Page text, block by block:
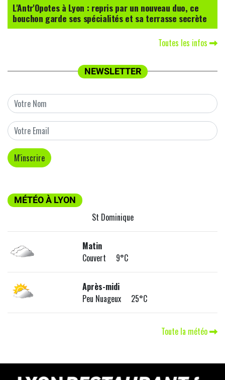
L'Antr'Opotes à Lyon : repris par un nouveau duo, ce
bouchon garde ses spécialités et sa terrasse secrète
Toutes les infos
NEWSLETTER
MÉTÉO À LYON
St Dominique
Matin
Couvert 9°C
Après-midi
Peu Nuageux 25°C
Toute la météo